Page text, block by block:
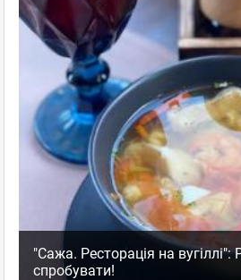
"Сажа. Ресторація на
спробувати!